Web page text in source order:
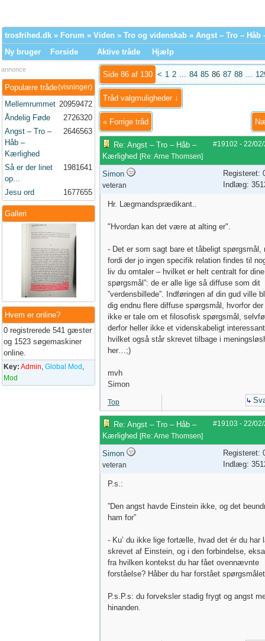
trosfrihed.dk » Forum » Viden » Tro og videnskab » Angst – Tro –
Ny bruger
Forside Aktive tråde Hjælp
annonce
(visninger)
Populære tråde
Mellemrummet 20959472
Åndelig Føde
2726320
Angst – Tro –
Håb –
Kærlighed
2646563
Så er der linet
op...
1981641
Jesu ord 1677655
Galleri
Hvem er online?
0 registrerede 541 gæster
og 1523 søgemaskiner
online.
Key: Admin, Global Mod ,
Mod
Side 86 af 130 < 1 2 ... 84 85 86 87 88 ...
Tråd valgmuligheder ↓
« Forrige tråd
#19102 - 22/
Re: Angst – Tro – Håb –
Kærlighed [Re: Arne Thomsen]
Simon
veteran
Registeret:
Indlæg:
Hr. Lægmandsprædikant..
"Hvordan kan det være at alting er".
- Det er som sagt bare et tåbeligt spørgsmål,
fordi der jo ingen specifik relation findes til
liv du omtaler – hvilket er helt centralt for dine
spørgsmål”: de er alle lige så diffuse som dit
”verdensbillede”. Indføringen af din gud ville
dig endnu flere diffuse spørgsmål, hvorfor
ikke er tale om et filosofisk spørgsmål,
derfor heller ikke et videnskabeligt
hvilket også står skrevet tilbage i
her…;)
mvh
Simon
Top
#19103 - 22/
Re: Angst – Tro – Håb –
Kærlighed [Re: Arne Thomsen]
Simon
veteran
Registeret:
Indlæg:
P.s.:
”Den angst havde Einstein ikke, og det
ham for”
- Ku’ du ikke lige fortælle, hvad det ér du
skrevet af Einstein, og i den forbindelse,
fra hvilken kontekst du har fået ovennævnte
forståelse? Håber du har forstået
P.s.P.s: du forveksler stadig frygt og angst
hinanden.